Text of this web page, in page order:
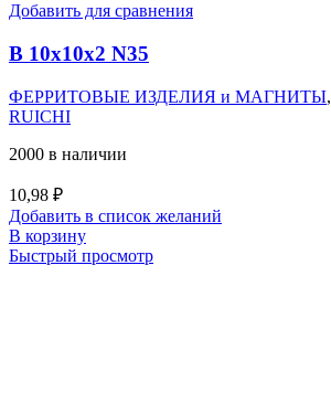
Добавить для сравнения
B 10x10x2 N35
ФЕРРИТОВЫЕ ИЗДЕЛИЯ и МАГНИТЫ,
RUICHI
2000 в наличии
10,98 ₽
Добавить в список желаний
В корзину
Быстрый просмотр